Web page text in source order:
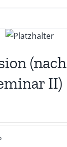
(nach
II)